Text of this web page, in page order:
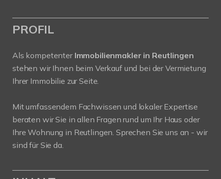
PROFIL
Als kompetenter Immobilienmakler in Reutlingen
stehen wir Ihnen beim Verkauf und bei der Vermietung
Ihrer Immobilie zur Seite.
Mit umfassendem Fachwissen und lokaler Expertise
beraten wir Sie in allen Fragen rund um Ihr Haus oder
Ihre Wohnung in Reutlingen. Sprechen Sie uns an - wir
sind für Sie da.